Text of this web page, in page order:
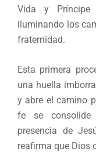
Vida y
iluminando los
fraternidad.
Esta primera
una huella
y abre el camino
fe se
presencia de
reafirma que Dios